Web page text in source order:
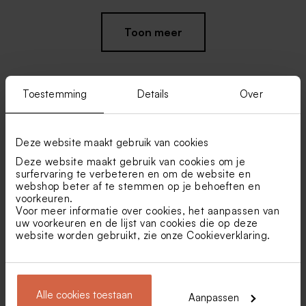
Toestemming Details Over
Deze website maakt gebruik van cookies
Deze website maakt gebruik van cookies om je
surfervaring te verbeteren en om de website en
webshop beter af te stemmen op je behoeften en
voorkeuren.
Voor meer informatie over cookies, het aanpassen van
uw voorkeuren en de lijst van cookies die op deze
website worden gebruikt, zie onze Cookieverklaring.
Alle cookies toestaan Aanpassen
Limited
Geribbelde soft white kaars
Toon meer
Langwerpige jungle sticker
Nieuw
Hippe naamsticker in